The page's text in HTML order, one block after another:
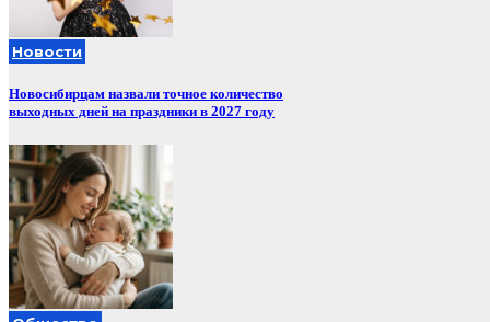
Новости
Новосибирцам назвали точное количество
выходных дней на праздники в 2027 году